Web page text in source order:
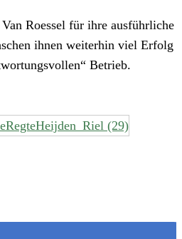
Roessel für ihre ausführliche
ihnen weiterhin viel Erfolg
Betrieb.